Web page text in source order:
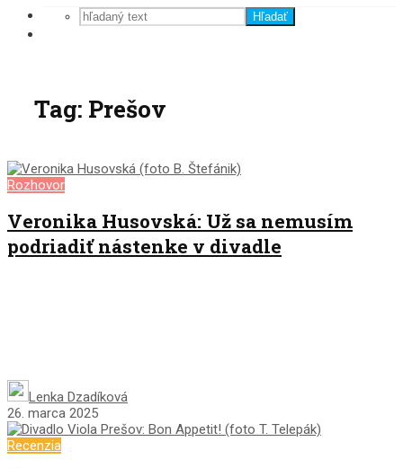
Hľadať
Tag: Prešov
Rozhovor
Veronika Husovská: Už sa nemusím
podriadiť nástenke v divadle
Lenka Dzadíková
26. marca 2025
Recenzia